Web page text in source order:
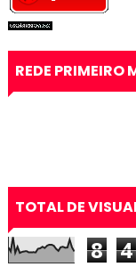
REDE PRIMEIRO
TOTAL DE
8 4